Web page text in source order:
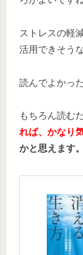
ストレスの軽
活用できそう
読んでよかっ
もちろん読む
れば、かなり
かと思えます。